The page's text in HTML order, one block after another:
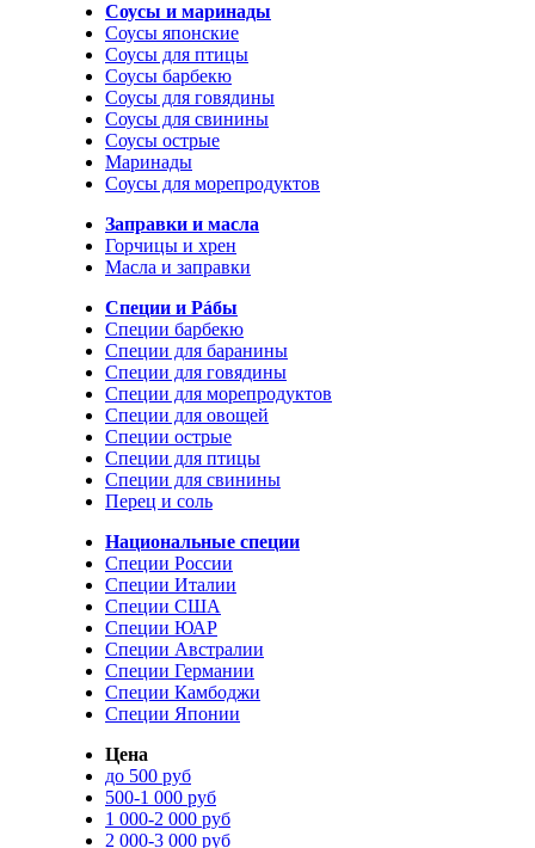
Соусы и маринады
Соусы японские
Соусы для птицы
Соусы барбекю
Соусы для говядины
Соусы для свинины
Соусы острые
Маринады
Соусы для морепродуктов
Заправки и масла
Горчицы и хрен
Масла и заправки
Специи и Рáбы
Специи барбекю
Специи для баранины
Специи для говядины
Специи для морепродуктов
Специи для овощей
Специи острые
Специи для птицы
Специи для свинины
Перец и соль
Национальные специи
Специи России
Специи Италии
Специи США
Специи ЮАР
Специи Австралии
Специи Германии
Специи Камбоджи
Специи Японии
Цена
до 500 руб
500-1 000 руб
1 000-2 000 руб
2 000-3 000 руб